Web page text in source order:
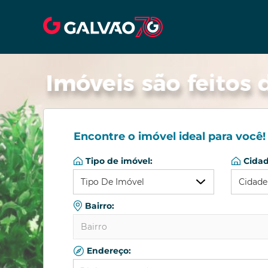
Encontre o imóvel ideal para você!
Tipo de imóvel:
Tipo De Imóvel
Qualquer
Apartamento
Barracão/Galpão
Casa Comercial
Cidade
Bairro:
Bairro
Qualquer
Endereço: